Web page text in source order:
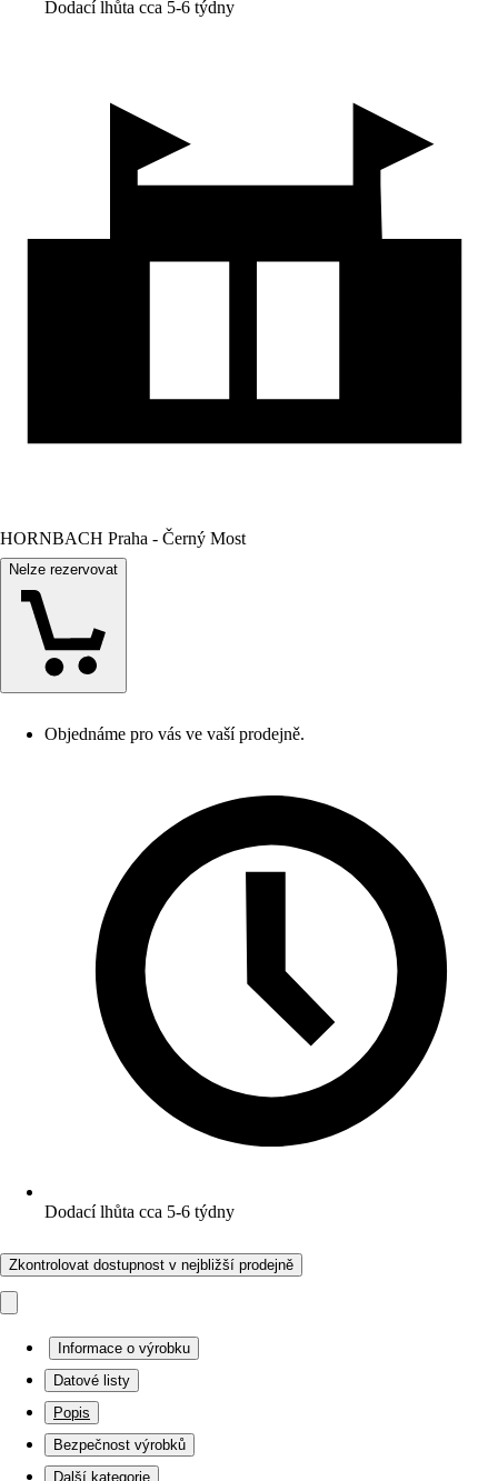
Dodací lhůta cca 5-6 týdny
HORNBACH Praha - Černý Most
Nelze rezervovat
Objednáme pro vás ve vaší prodejně.
Dodací lhůta cca 5-6 týdny
Zkontrolovat dostupnost v nejbližší prodejně
Informace o výrobku
Datové listy
Popis
Bezpečnost výrobků
Další kategorie